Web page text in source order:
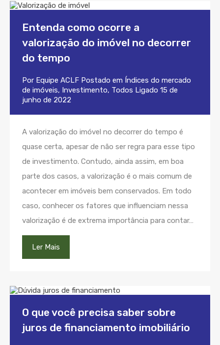
Entenda como ocorre a
valorização do imóvel no decorrer
do tempo
Por Equipe ACLF Postado em Índices do mercado
de imóveis, Investimento, Todos Ligado 15 de
junho de 2022
A valorização do imóvel no decorrer do tempo é
quase certa, apesar de não ser regra para esse tipo
de investimento. Contudo, ainda assim, em boa
parte dos casos, a valorização é o mais comum de
acontecer em imóveis bem conservados. Em todo
caso, conhecer os fatores que influenciam nessa
valorização é de extrema importância para contar…
Ler Mais
O que você precisa saber sobre
juros de financiamento imobiliário